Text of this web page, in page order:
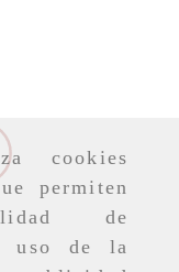
cookies
permiten
de
uso de la